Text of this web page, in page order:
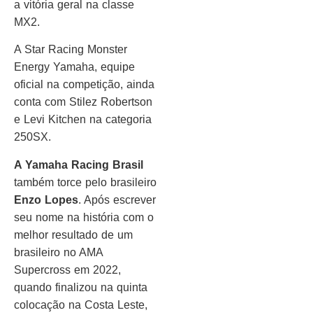
a vitória geral na classe
MX2.
A Star Racing Monster
Energy Yamaha, equipe
oficial na competição, ainda
conta com Stilez Robertson
e Levi Kitchen na categoria
250SX.
A Yamaha Racing Brasil
também torce pelo brasileiro
Enzo Lopes. Após escrever
seu nome na história com o
melhor resultado de um
brasileiro no AMA
Supercross em 2022,
quando finalizou na quinta
colocação na Costa Leste,